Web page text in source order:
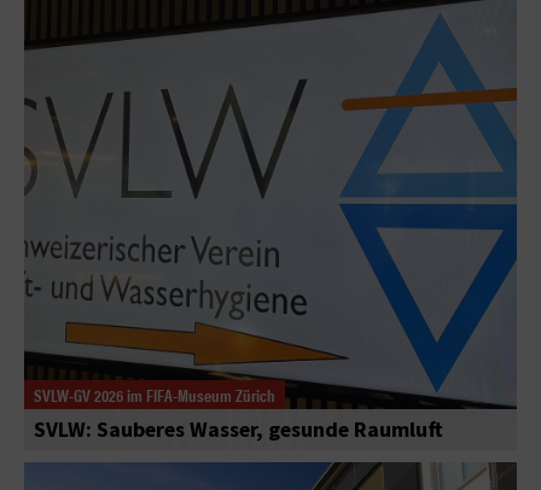
SVLW-GV 2026 im FIFA-Museum Zürich
SVLW: Sauberes Wasser, gesunde Raumluft